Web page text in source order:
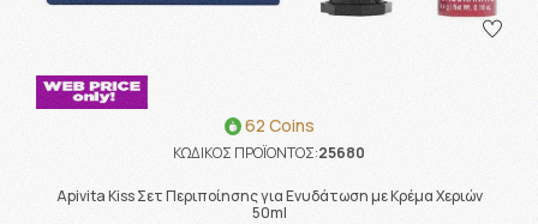
62 Coins
ΚΩΔΙΚΟΣ ΠΡΟΪΟΝΤΟΣ:25680
Apivita Kiss Σετ Περιποίησης για Ενυδάτωση με Κρέμα Χεριών
50ml